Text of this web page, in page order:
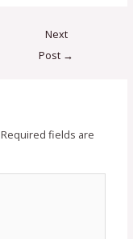
Next
Post →
Required fields are